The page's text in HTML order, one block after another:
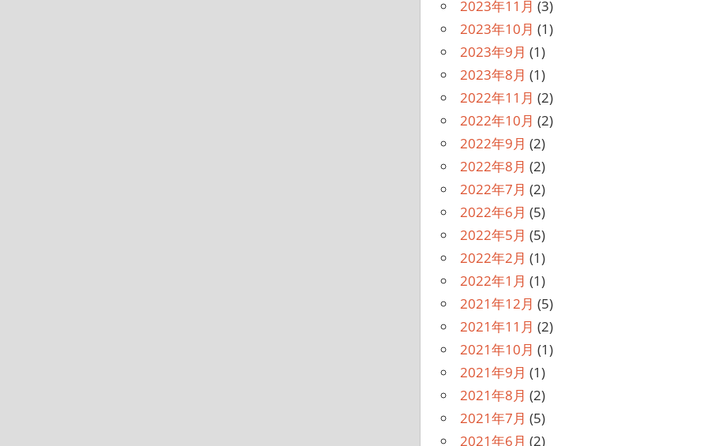
2023年11月 (3)
2023年10月 (1)
2023年9月 (1)
2023年8月 (1)
2022年11月 (2)
2022年10月 (2)
2022年9月 (2)
2022年8月 (2)
2022年7月 (2)
2022年6月 (5)
2022年5月 (5)
2022年2月 (1)
2022年1月 (1)
2021年12月 (5)
2021年11月 (2)
2021年10月 (1)
2021年9月 (1)
2021年8月 (2)
2021年7月 (5)
2021年6月 (2)